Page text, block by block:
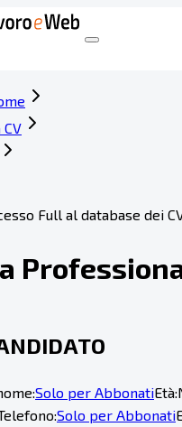
CV
Full al database dei
Solo per AbbonatiEtà:
Solo per Abbonati